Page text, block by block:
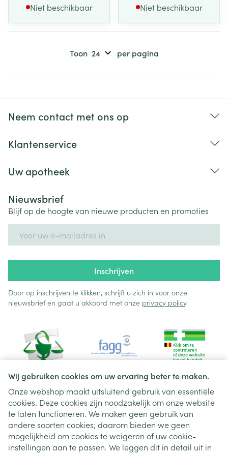
Wij gebruiken cookies om uw ervaring beter te maken.
Onze webshop maakt uitsluitend gebruik van essentiële
cookies. Deze cookies zijn noodzakelijk om onze website
te laten functioneren. We maken geen gebruik van
andere soorten cookies; daarom bieden we geen
mogelijkheid om cookies te weigeren of uw cookie-
instellingen aan te passen. We leggen dit in detail uit in
Niet beschikbaar Niet beschikbaar
Toon per pagina
Neem contact met ons op
Klantenservice
Uw apotheek
Nieuwsbrief
Blijf op de hoogte van nieuwe producten en promoties
Inschrijven
Door op inschrijven te klikken, schrijft u zich in voor onze
nieuwsbrief en gaat u akkoord met onze privacy policy.
Juridische links